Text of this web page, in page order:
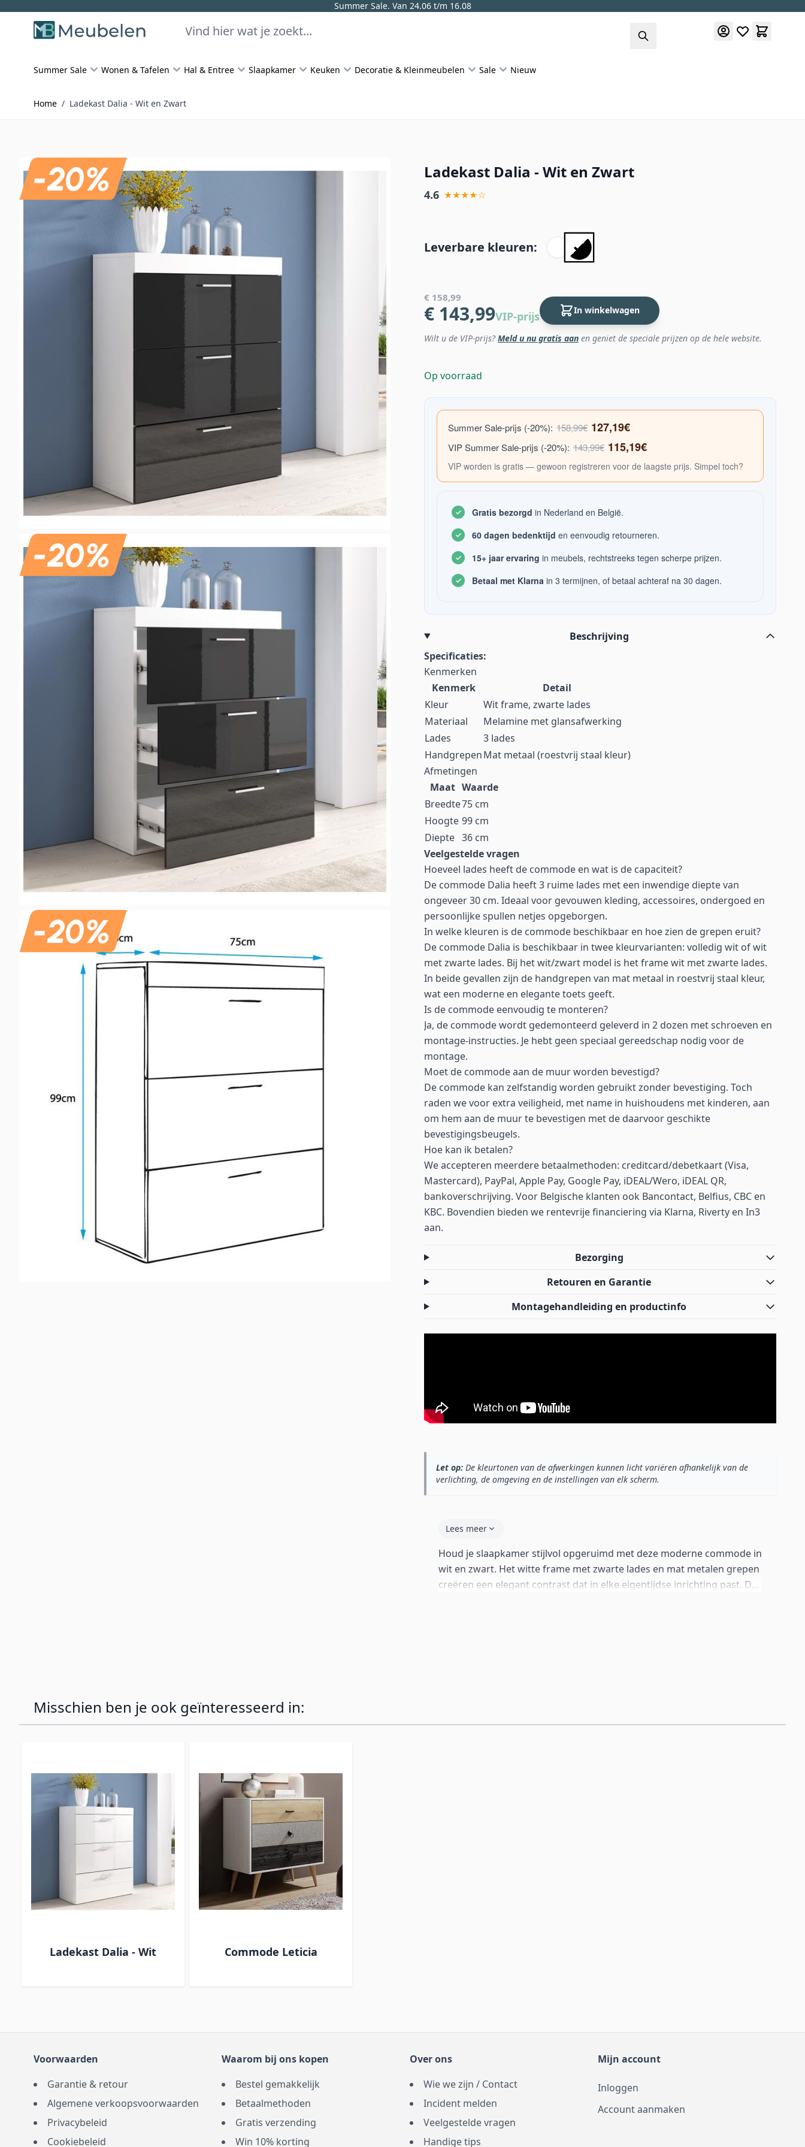
Summer Sale. Van 24.06 t/m 16.08
Skip to Content
Zoeken
Summer Sale Wonen & Tafelen Hal & Entree Slaapkamer Keuken Decoratie & Kleinmeubelen Sale Nieuw
Home / Ladekast Dalia - Wit en Zwart
Ladekast Dalia - Wit en Zwart
4.6 ★★★★☆
Leverbare kleuren:
€ 158,99
€ 143,99VIP-prijs In winkelwagen
Wilt u de VIP-prijs?Meld u nu gratis aan en geniet de speciale prijzen op de hele website.
Op voorraad
Summer Sale-prijs (-20%): 158,99€ 127,19€
VIP Summer Sale-prijs (-20%): 143,99€ 115,19€
VIP worden is gratis — gewoon registreren voor de laagste prijs. Simpel toch?
Gratis bezorgd in Nederland en België.
60 dagen bedenktijd en eenvoudig retourneren.
15+ jaar ervaring in meubels, rechtstreeks tegen scherpe prijzen.
Betaal met Klarna in 3 termijnen, of betaal achteraf na 30 dagen.
Beschrijving
Specificaties:
Kenmerken
Kenmerk
Detail
Kleur
Wit frame, zwarte lades
Materiaal
Melamine met glansafwerking
Lades
3 lades
HandgrepenMat metaal (roestvrij staal kleur)
Afmetingen
Maat Waarde
Breedte75 cm
Hoogte 99 cm
Diepte 36 cm
Veelgestelde vragen
Hoeveel lades heeft de commode en wat is de capaciteit?
De commode Dalia heeft 3 ruime lades met een inwendige diepte van
ongeveer 30 cm. Ideaal voor gevouwen kleding, accessoires, ondergoed en
persoonlijke spullen netjes opgeborgen.
In welke kleuren is de commode beschikbaar en hoe zien de grepen eruit?
De commode Dalia is beschikbaar in twee kleurvarianten: volledig wit of wit
met zwarte lades. Bij het wit/zwart model is het frame wit met zwarte lades.
In beide gevallen zijn de handgrepen van mat metaal in roestvrij staal kleur,
wat een moderne en elegante toets geeft.
Is de commode eenvoudig te monteren?
Ja, de commode wordt gedemonteerd geleverd in 2 dozen met schroeven en
montage-instructies. Je hebt geen speciaal gereedschap nodig voor de
montage.
Moet de commode aan de muur worden bevestigd?
De commode kan zelfstandig worden gebruikt zonder bevestiging. Toch
raden we voor extra veiligheid, met name in huishoudens met kinderen, aan
om hem aan de muur te bevestigen met de daarvoor geschikte
bevestigingsbeugels.
Hoe kan ik betalen?
We accepteren meerdere betaalmethoden: creditcard/debetkaart (Visa,
Mastercard), PayPal, Apple Pay, Google Pay, iDEAL/Wero, iDEAL QR,
bankoverschrijving. Voor Belgische klanten ook Bancontact, Belfius, CBC en
KBC. Bovendien bieden we rentevrije financiering via Klarna, Riverty en In3
aan.
Bezorging
Retouren en Garantie
Montagehandleiding en productinfo
Let op: De kleurtonen van de afwerkingen kunnen licht variëren afhankelijk van de
verlichting, de omgeving en de instellingen van elk scherm.
Lees meer
Houd je slaapkamer stijlvol opgeruimd met deze moderne commode in
wit en zwart. Het witte frame met zwarte lades en mat metalen grepen
creëren een elegant contrast dat in elke eigentijdse inrichting past. De
Misschien ben je ook geïnteresseerd in:
Ladekast Dalia - Wit Commode Leticia
Voorwaarden
Garantie & retour
Algemene verkoopsvoorwaarden
Privacybeleid
Cookiebeleid
Waarom bij ons kopen
Bestel gemakkelijk
Betaalmethoden
Gratis verzending
Win 10% korting
Over ons
Wie we zijn / Contact
Incident melden
Veelgestelde vragen
Handige tips
Mijn account
Inloggen
Account aanmaken